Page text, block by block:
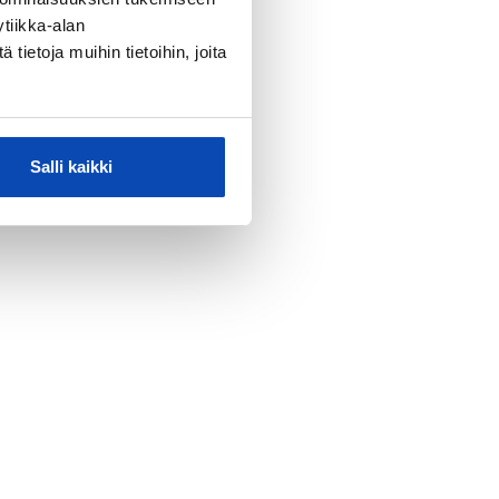
alan
tietoja muihin tietoihin, joita
Salli kaikki